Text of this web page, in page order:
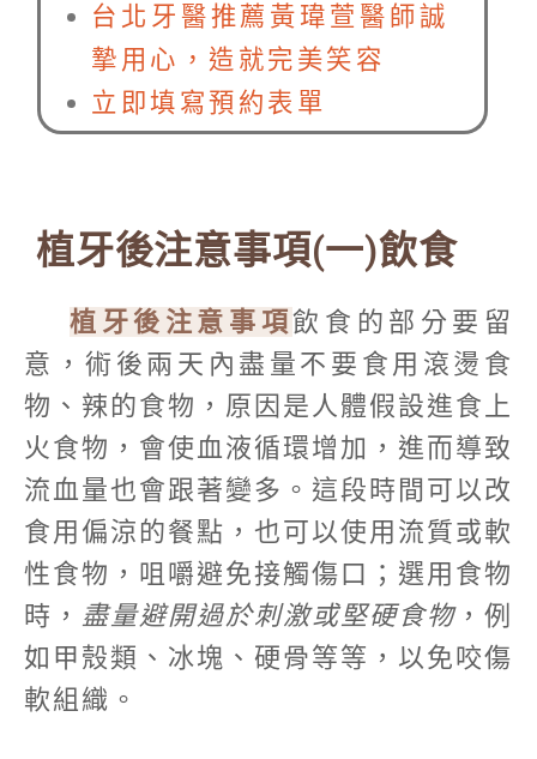
台北牙醫推薦黃瑋萱醫師誠
摯用心，造就完美笑容
立即填寫預約表單
植牙後注意事項(一)飲食
植牙後注意事項飲食的部分要留
意，術後兩天內盡量不要食用滾燙食
物、辣的食物，原因是人體假設進食上
火食物，會使血液循環增加，進而導致
流血量也會跟著變多。這段時間可以改
食用偏涼的餐點，也可以使用流質或軟
性食物，咀嚼避免接觸傷口；選用食物
時， 盡量避開過於刺激或堅硬食物，例
如甲殼類、冰塊、硬骨等等，以免咬傷
軟組織。